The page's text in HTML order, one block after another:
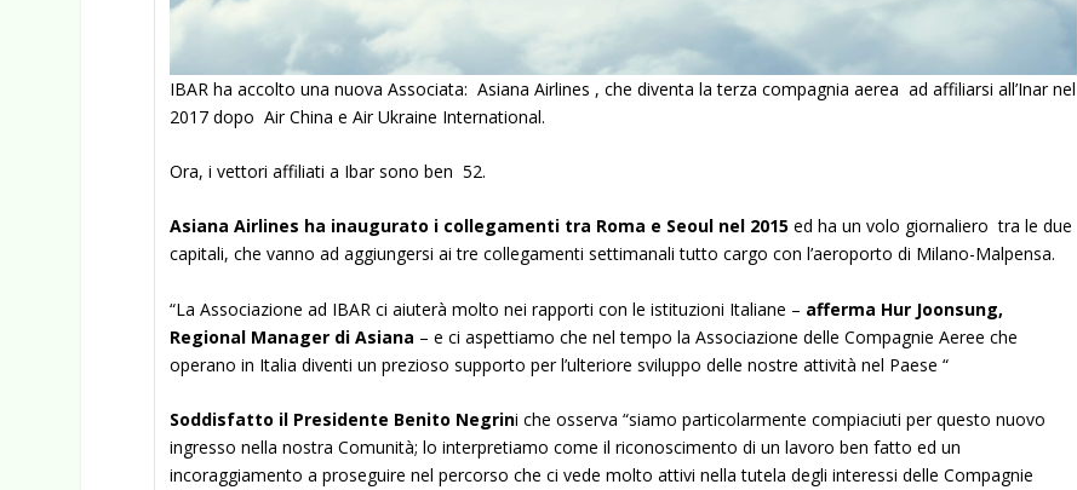
IBAR ha accolto una nuova Associata: Asiana Airlines , che diventa la terza compagnia aerea ad affiliarsi all’Inar nel
2017 dopo Air China e Air Ukraine International.
Ora, i vettori affiliati a Ibar sono ben 52.
Asiana Airlines ha inaugurato i collegamenti tra Roma e Seoul nel 2015 ed ha un volo giornaliero tra le due
capitali, che vanno ad aggiungersi ai tre collegamenti settimanali tutto cargo con l’aeroporto di Milano-Malpensa.
“La Associazione ad IBAR ci aiuterà molto nei rapporti con le istituzioni Italiane – afferma Hur Joonsung,
Regional Manager di Asiana – e ci aspettiamo che nel tempo la Associazione delle Compagnie Aeree che
operano in Italia diventi un prezioso supporto per l’ulteriore sviluppo delle nostre attività nel Paese “
Soddisfatto il Presidente Benito Negrini che osserva “siamo particolarmente compiaciuti per questo nuovo
ingresso nella nostra Comunità; lo interpretiamo come il riconoscimento di un lavoro ben fatto ed un
incoraggiamento a proseguire nel percorso che ci vede molto attivi nella tutela degli interessi delle Compagnie